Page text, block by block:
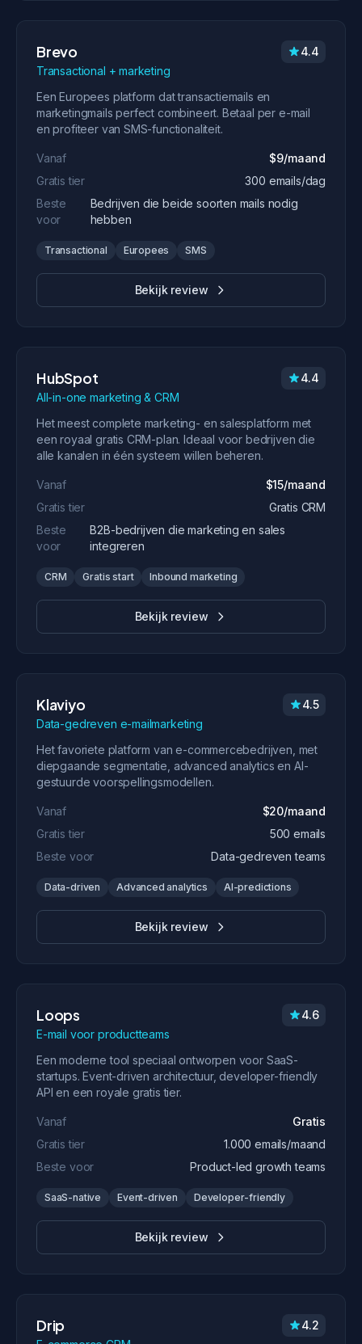
Brevo
Transactional + marketing
4.4
Een Europees platform dat transactiemails en
marketingmails perfect combineert. Betaal per e-mail
en profiteer van SMS-functionaliteit.
Vanaf
$9/maand
Gratis tier
300 emails/dag
Beste
voor
Bedrijven die beide soorten mails nodig
hebben
Transactional Europees SMS
Bekijk review
HubSpot
All-in-one marketing & CRM
4.4
Het meest complete marketing- en salesplatform met
een royaal gratis CRM-plan. Ideaal voor bedrijven die
alle kanalen in één systeem willen beheren.
Vanaf
$15/maand
Gratis tier
Gratis CRM
Beste
voor
B2B-bedrijven die marketing en sales
integreren
CRM Gratis start Inbound marketing
Bekijk review
Klaviyo
Data-gedreven e-mailmarketing
4.5
Het favoriete platform van e-commercebedrijven, met
diepgaande segmentatie, advanced analytics en AI-
gestuurde voorspellingsmodellen.
Vanaf
$20/maand
Gratis tier
500 emails
Beste voor
Data-gedreven teams
Data-driven Advanced analytics AI-predictions
Bekijk review
Loops
E-mail voor productteams
4.6
Een moderne tool speciaal ontworpen voor SaaS-
startups. Event-driven architectuur, developer-friendly
API en een royale gratis tier.
Vanaf
Gratis
Gratis tier
1.000 emails/maand
Beste voor
Product-led growth teams
SaaS-native Event-driven Developer-friendly
Bekijk review
Drip 4.2